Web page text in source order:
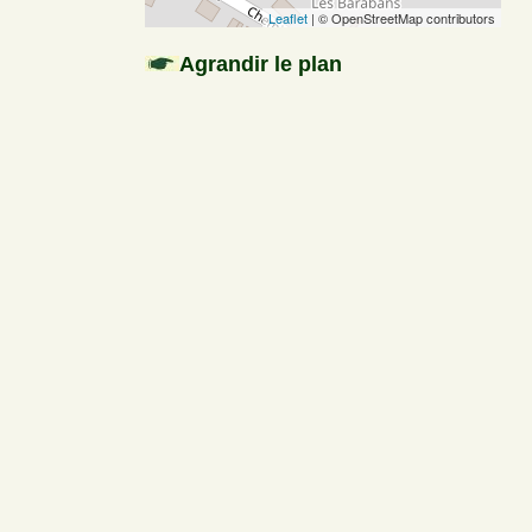
Leaflet | © OpenStreetMap contributors
Agrandir le plan